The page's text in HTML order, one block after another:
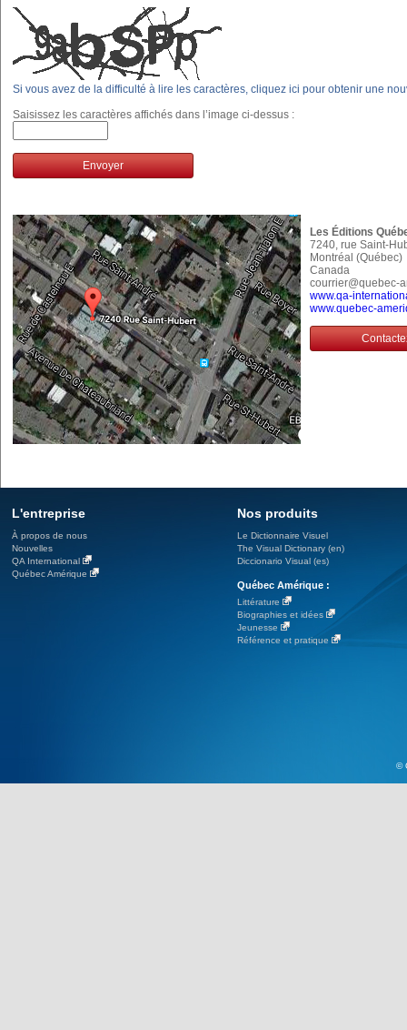
Si vous avez de la difficulté à lire les caractères, cliquez ici pour obtenir une
Saisissez les caractères affichés dans l’image ci-dessus :
Envoyer
Les Éditions
7240, rue Saint-
Montréal
Canada
courrier@quebec-
www.qa-
www.quebec-
L'entreprise
À propos de nous
Nouvelles
QA International
Québec Amérique
Nos produits
Le Dictionnaire Visuel
The Visual Dictionary (en)
Diccionario Visual (es)
Québec Amérique :
Littérature
Biographies et idées
Jeunesse
Référence et pratique
©